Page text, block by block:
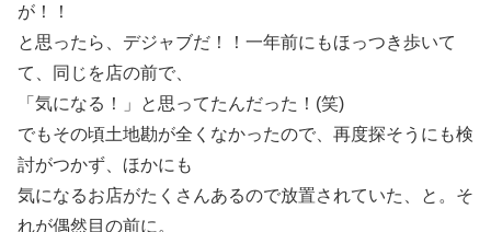
が！！
と思ったら、デジャブだ！！一年前にもほっつき歩いて
て、同じを店の前で、
「気になる！」と思ってたんだった！(笑)
でもその頃土地勘が全くなかったので、再度探そうにも検
討がつかず、ほかにも
気になるお店がたくさんあるので放置されていた、と。そ
れが偶然目の前に。